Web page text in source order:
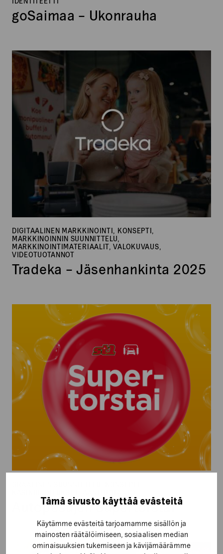
Tämä sivusto käyttää evästeitä
Käytämme evästeitä tarjoamamme sisällön ja
mainosten räätälöimiseen, sosiaalisen median
ominaisuuksien tukemiseen ja kävijämäärämme
goSaimaa – Ukonrauha
Tradeka
Jäsenhankinta
2025
DIGITAALINEN MARKKINOINTI, KONSEPTI,
MARKKINOINNIN SUUNNITTELU,
MARKKINOINTIMATERIAALIT, VALOKUVAUS,
VIDEOTUOTANNOT
Tradeka – Jäsenhankinta 2025
Autopesujen
Supertorstai
Autopesujen Supertorstai
HelmiSimpukka